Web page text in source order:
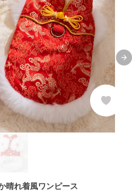
晴れ着風ワンピース